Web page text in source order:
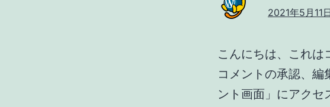
2021年5月11
こんにちは、これは
コメントの承認、編
ント画面」にアクセ